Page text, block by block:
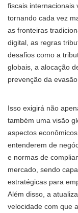
fiscais internacionais
tornando cada vez
as fronteiras
digital, as regras
desafios como a
globais, a alocação
prevenção da
Isso exigirá não
também uma visão
aspectos
entenderem de
e normas de
mercado, sendo
estratégicas para
Além disso, a
velocidade com que